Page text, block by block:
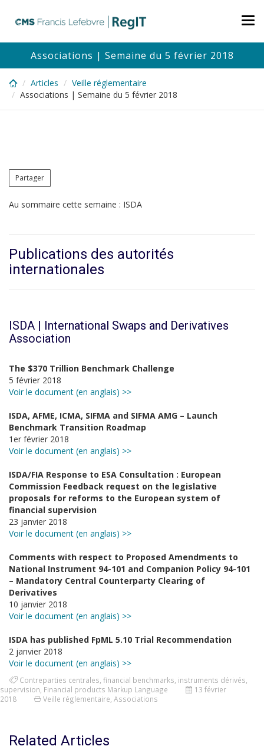
content
Associations | Semaine du 5 février 2018
Articles
Veille réglementaire
Associations | Semaine du 5 février 2018
Partager
Au sommaire cette semaine : ISDA
Publications des autorités
internationales
ISDA | International Swaps and Derivatives
Association
The $370 Trillion Benchmark Challenge
5 février 2018
Voir le document (en anglais) >>
ISDA, AFME, ICMA, SIFMA and SIFMA AMG – Launch
Benchmark Transition Roadmap
1er février 2018
Voir le document (en anglais) >>
ISDA/FIA Response to ESA Consultation : European
Commission Feedback request on the legislative
proposals for reforms to the European system of
financial supervision
23 janvier 2018
Voir le document (en anglais) >>
Comments with respect to Proposed Amendments to
National Instrument 94-101 and Companion Policy 94-101
– Mandatory Central Counterparty Clearing of
Derivatives
10 janvier 2018
Voir le document (en anglais) >>
ISDA has published FpML 5.10 Trial Recommendation
2 janvier 2018
Voir le document (en anglais) >>
Contreparties centrales financial benchmarks instruments dérivés
supervision Financial products Markup Language
13 février
2018
Veille réglementaire Associations
Related Articles